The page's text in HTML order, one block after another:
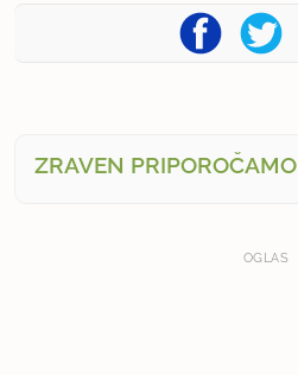
ZRAVEN PRIPOROČAMO
OGLAS